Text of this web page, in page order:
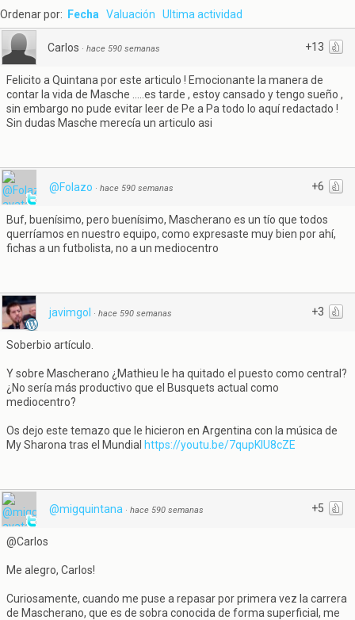
Ordenar por: Fecha Valuación Ultima actividad
+13
Carlos · hace 590 semanas
Felicito a Quintana por este articulo ! Emocionante la manera de
contar la vida de Masche .....es tarde , estoy cansado y tengo sueño ,
sin embargo no pude evitar leer de Pe a Pa todo lo aquí redactado !
Sin dudas Masche merecía un articulo asi
+6
@Folazo · hace 590 semanas
Buf, buenísimo, pero buenísimo, Mascherano es un tío que todos
querríamos en nuestro equipo, como expresaste muy bien por ahí,
fichas a un futbolista, no a un mediocentro
+3
javimgol · hace 590 semanas
Soberbio artículo.
Y sobre Mascherano ¿Mathieu le ha quitado el puesto como central?
¿No sería más productivo que el Busquets actual como
mediocentro?
Os dejo este temazo que le hicieron en Argentina con la música de
My Sharona tras el Mundial https://youtu.be/7qupKlU8cZE
+5
@migquintana · hace 590 semanas
@Carlos
Me alegro, Carlos!
Curiosamente, cuando me puse a repasar por primera vez la carrera
de Mascherano, que es de sobra conocida de forma superficial, me